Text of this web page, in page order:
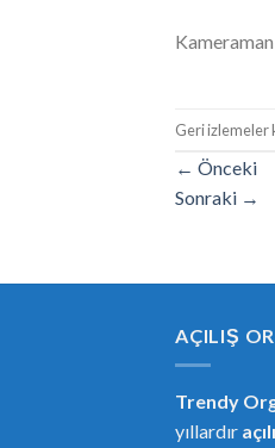
Geri izlemeler
← Önceki
Sonraki →
AÇILIŞ
Trendy
yıllardır